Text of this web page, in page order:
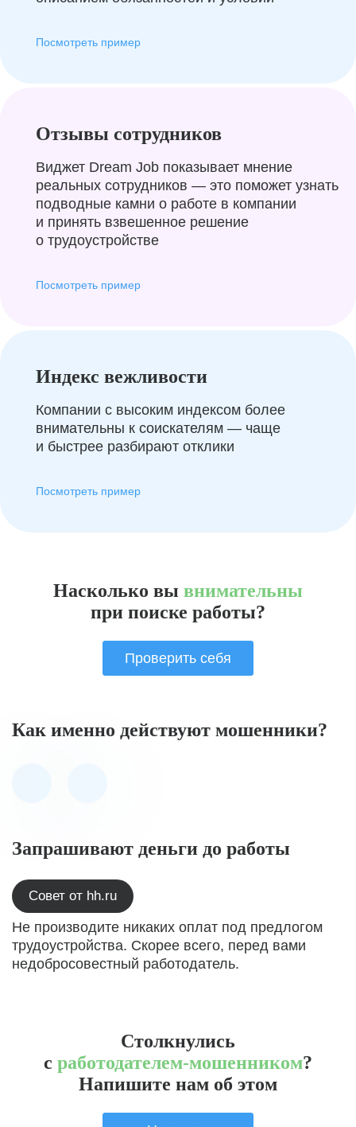
Посмотреть пример
Отзывы сотрудников
Виджет Dream Job показывает мнение
реальных сотрудников — это поможет узнать
подводные камни о работе в компании
и принять взвешенное решение
о трудоустройстве
Посмотреть пример
Индекс вежливости
Компании с высоким индексом более
внимательны к соискателям — чаще
и быстрее разбирают отклики
Посмотреть пример
Насколько вы внимательны
при поиске работы?
Проверить себя
Как именно действуют мошенники?
Запрашивают деньги до работы
Совет от hh.ru
Не производите никаких оплат под предлогом
трудоустройства. Скорее всего, перед вами
недобросовестный работодатель.
Столкнулись
с работодателем-мошенником?
Напишите нам об этом